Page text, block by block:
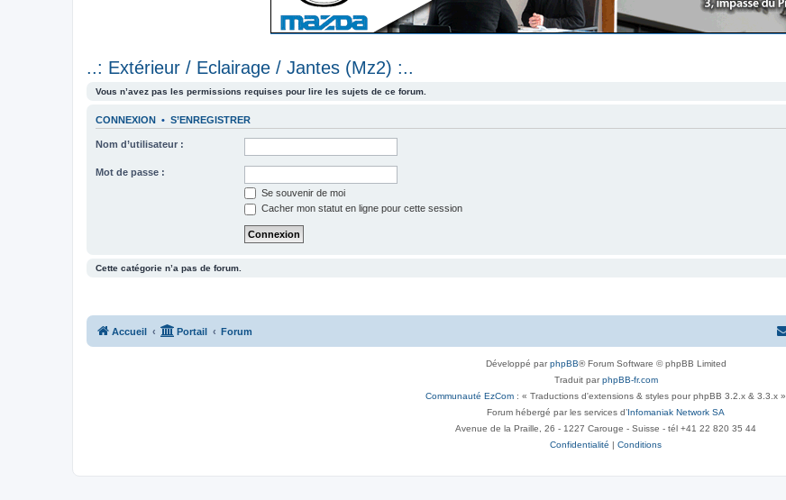
..: Extérieur / Eclairage / Jantes (Mz2) :..
Vous n’avez pas les permissions requises pour lire les sujets de ce forum.
CONNEXION • S’ENREGISTRER
Nom d’utilisateur :
Mot de passe :
Se souvenir de moi
Cacher mon statut en ligne pour cette session
Cette catégorie n’a pas de forum.
Accueil Portail Forum
Développé parphpBB® Forum Software © phpBB Limited
Traduit parphpBB-fr.com
Communauté EzCom : « Traductions d'extensions & styles pour phpBB 3.2.x & 3.3.x »
Forum hébergé par les services d’Infomaniak Network SA
Avenue de la Praille, 26 - 1227 Carouge - Suisse - tél +41 22 820 35 44
Confidentialité | Conditions